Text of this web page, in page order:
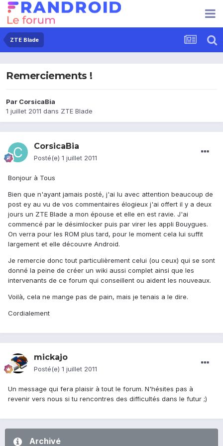
ZTE Blade
Remerciements !
Par CorsicaBia
1 juillet 2011 dans ZTE Blade
CorsicaBia
Posté(e) 1 juillet 2011
Bonjour à Tous
Bien que n'ayant jamais posté, j'ai lu avec attention beaucoup de
post ey au vu de vos commentaires élogieux j'ai offert il y a deux
jours un ZTE Blade a mon épouse et elle en est ravie. J'ai
commencé par le désimlocker puis par virer les appli Bouygues.
On verra pour les ROM plus tard, pour le moment cela lui suffit
largement et elle découvre Android.
Je remercie donc tout particulièrement celui (ou ceux) qui se sont
donné la peine de créer un wiki aussi complet ainsi que les
intervenants de ce forum qui conseillent ou aident les nouveaux.
Voilà, cela ne mange pas de pain, mais je tenais a le dire.
Cordialement
mickajo
Posté(e) 1 juillet 2011
Un message qui fera plaisir à tout le forum. N'hésites pas à
revenir vers nous si tu rencontres des difficultés dans le futur ;)
Archivé